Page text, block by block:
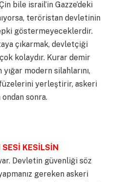
bile israil’in Gazze’deki
teröristan devletinin
göstermeyeceklerdir.
çıkarmak, devletçiği
kolaydır. Kurar demir
modern silahlarını,
yerleştirir, askeri
sonra.
KESİLSİN
Devletin güvenliği söz
gereken askeri